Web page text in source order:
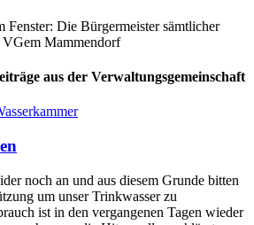
aus der Verwaltungsgemeinschaft
noch an und aus diesem Grunde bitten
um unser Trinkwasser zu
ist in den vergangenen Tagen wieder